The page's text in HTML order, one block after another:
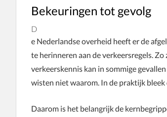
Bekeuringen tot gevolg
D
e Nederlandse overheid heeft er de
te herinneren aan de verkeersregels.
verkeerskennis kan in sommige
wisten niet waarom. In de praktijk
Daarom is het belangrijk de